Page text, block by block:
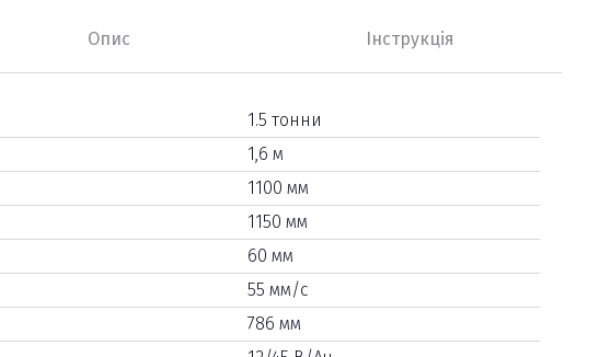
Опис Інструкція
1.5 тонни
1,6 м
1100 мм
1150 мм
60 мм
55 мм/с
786 мм